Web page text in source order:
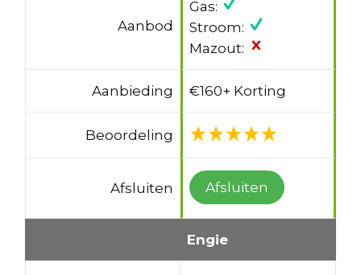
Aanbod
Gas:
Stroom:
Mazout:
Aanbieding €160+ Korting
Beoordeling
Afsluiten Afsluiten
Engie